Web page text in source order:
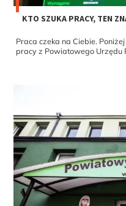
KTO SZUKA PRACY, TEN
Praca czeka na Ciebie.
pracy z Powiatowego Urzędu